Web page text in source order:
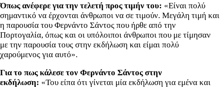
Όπως ανέφερε για την τελετή προς τιμήν του: «Είναι πολύ
σημαντικό να έρχονται άνθρωποι να σε τιμούν. Μεγάλη τιμή και
η παρουσία του Φερνάντο Σάντος που ήρθε από την
Πορτογαλία, όπως και οι υπόλοιποι άνθρωποι που με τίμησαν
με την παρουσία τους στην εκδήλωση και είμαι πολύ
χαρούμενος για αυτό».
Για το πως κάλεσε τον Φερνάντο Σάντος στην
εκδήλωση: «Του είπα ότι γίνεται μία εκδήλωση για εμένα και